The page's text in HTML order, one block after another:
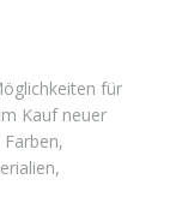
für
Kauf neuer